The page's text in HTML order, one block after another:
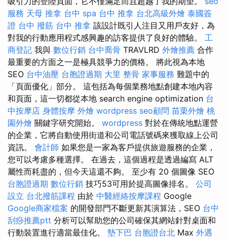
服務 天母 推拿 台中 spa 台中 推拿 台北高級外燴 泰國簽
證 台中 撥筋 台中 推拿 該設計既引人注目又用戶友好，為
對我的行動應用程式感興趣的訪客提供了良好的體驗。 工
商登記 我與 數位行銷 台中喬骨 TRAVLRD 外燴推薦 合作
最重要的方面之一是極具競爭力的價格。 將此視為本地
SEO 台中油壓 台胞證過期 大里 整骨 家事服務 難題中的
「頁面優化」部分。 這包括為每個業務地點創建本地內容
和頁面，這一切都從本地 search engine optimization 台
中按摩店 身體按摩 外燴 wordpress seo顧問 苗栗外燴 桃
園外燴 關鍵字研究開始。 wordpress 對於在傳統地點運營
的企業，它將自動使用街道和公司電話號碼來獲取線上公司
資訊。 會計師 如果您是一家為客戶提供旅遊服務的企業，
您可以考慮多種選擇。 在過去，這個過程是透過編寫 ALT
屬性而耗盡的，但今天這還不夠。 至少有 20 個圖像 SEO
台胞證過期 數位行銷 技巧53可用於提高圖像排名。 公司
設立 台北撥筋課程 由於 中醫經絡按摩課程 Google
Google商家檔案 的開發部門不斷更新其演算法，SEO 台中
刮痧推薦ptt 分析可以幫助您的公司確保其網站針對桌面和
行動裝置進行適當最佳化。 墊下巴 台胞證台北 Max 外遇